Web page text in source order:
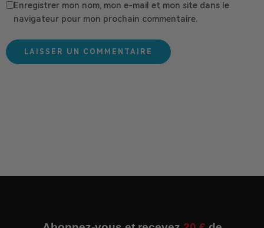
Enregistrer mon nom, mon e-mail et mon site dans le
navigateur pour mon prochain commentaire.